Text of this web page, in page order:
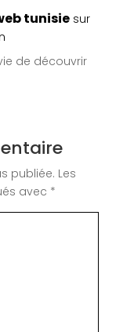
tunisie sur
de découvrir
publiée. Les
avec *